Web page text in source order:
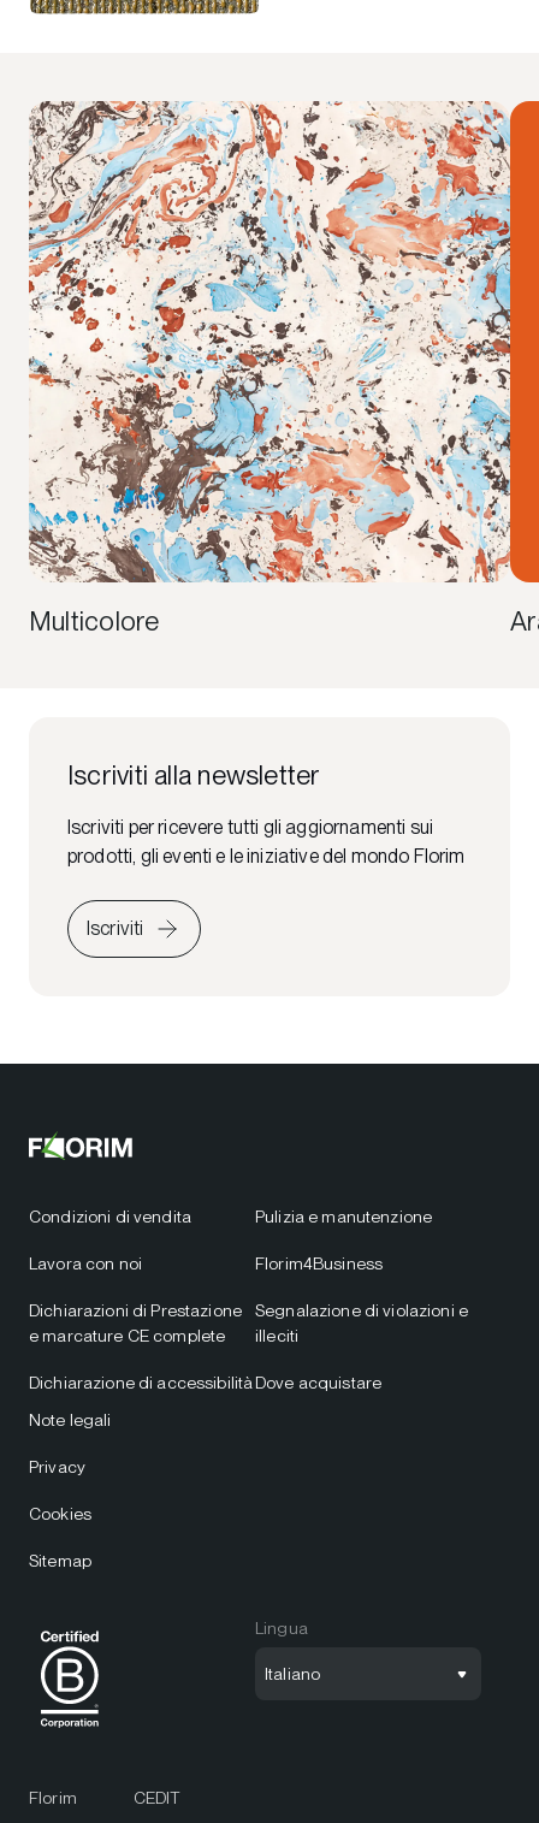
Multicolore
Iscriviti alla newsletter
Iscriviti per ricevere tutti gli aggiornamenti sui
prodotti, gli eventi e le iniziative del mondo Florim
Iscriviti
Condizioni di vendita
Lavora con noi
Dichiarazioni di Prestazione
e marcature CE complete
Dichiarazione di accessibilità
Pulizia e manutenzione
Florim4Business
Segnalazione di violazioni e
illeciti
Dove acquistare
Note legali
Privacy
Cookies
Sitemap
Lingua
Italiano
Florim CEDIT